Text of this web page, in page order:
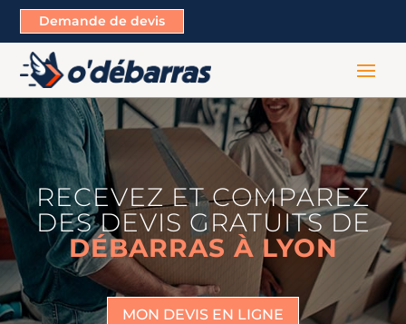
Demande de devis
RECEVEZ ET COMPAREZ
DES DEVIS GRATUITS DE
DÉBARRAS À LYON
MON DEVIS EN LIGNE